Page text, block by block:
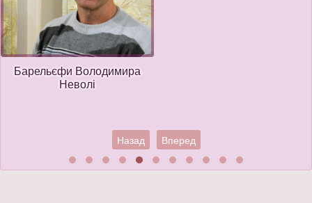
Барельєфи Володимира
Неволі
Назад Вперед